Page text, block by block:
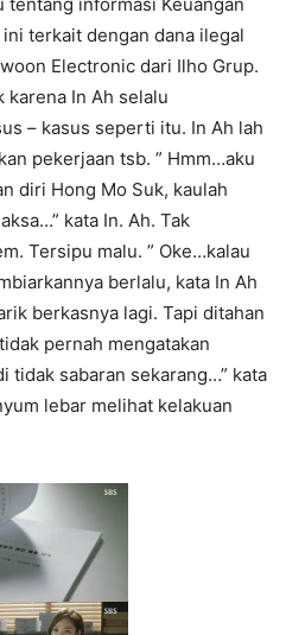
terkait dengan dana ilegal
Electronic dari Ilho Grup.
karena In Ah selalu
– kasus seperti itu. In Ah lah
pekerjaan tsb. ” Hmm…aku
diri Hong Mo Suk, kaulah
kata In. Ah. Tak
Tersipu malu. ” Oke…kalau
berlalu, kata In Ah
berkasnya lagi. Tapi ditahan
pernah mengatakan
tidak sabaran sekarang…” kata
lebar melihat kelakuan